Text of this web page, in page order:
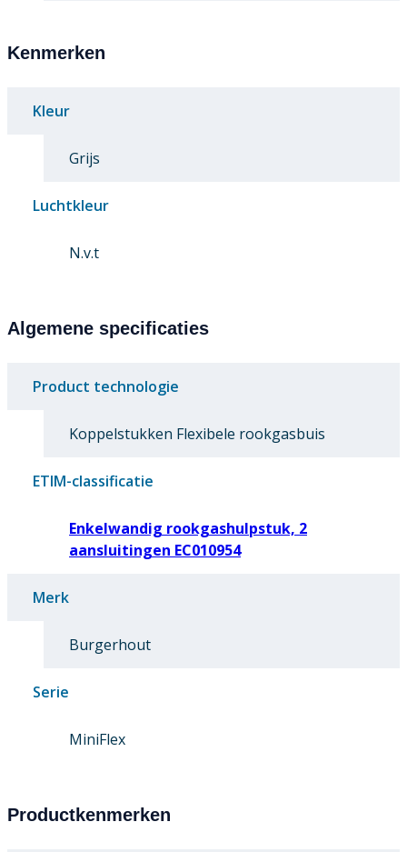
Kenmerken
Kleur
Grijs
Luchtkleur
N.v.t
Algemene specificaties
Product technologie
Koppelstukken Flexibele rookgasbuis
ETIM-classificatie
Enkelwandig rookgashulpstuk, 2
aansluitingen EC010954
Merk
Burgerhout
Serie
MiniFlex
Productkenmerken